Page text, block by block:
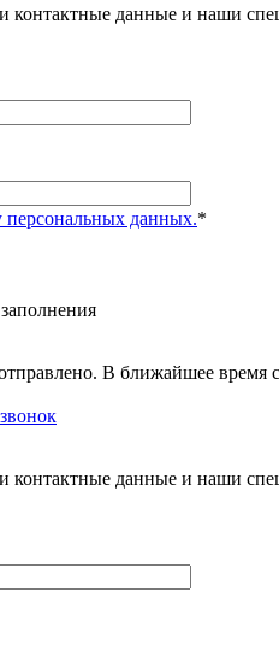
контактные данные и наши
персональных данных.*
В ближайшее время
контактные данные и наши